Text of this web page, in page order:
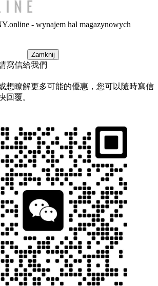
- wynajem hal magazynowych
Zamknij
寫信給我們
想瞭解更多可能的優惠，您可以隨時寫信
回覆。